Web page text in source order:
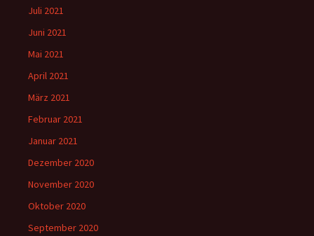
Juli 2021
Juni 2021
Mai 2021
April 2021
März 2021
Februar 2021
Januar 2021
Dezember 2020
November 2020
Oktober 2020
September 2020